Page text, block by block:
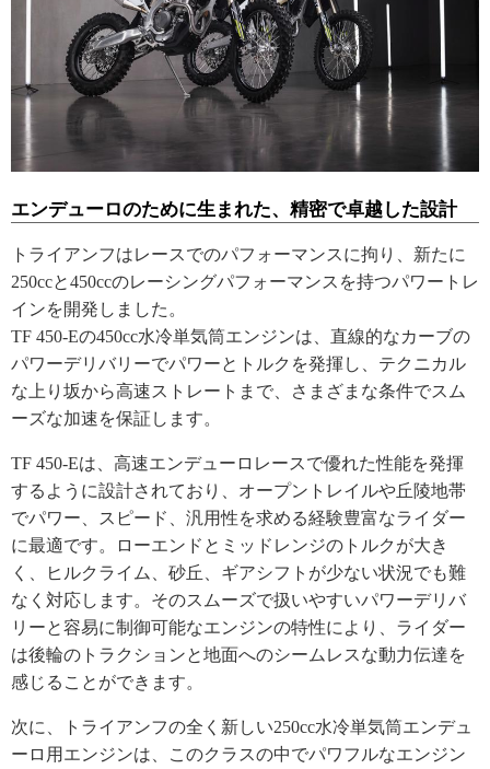
エンデューロのために生まれた、精密で卓越した設計
トライアンフはレースでのパフォーマンスに拘り、新たに
250ccと450ccのレーシングパフォーマンスを持つパワートレ
インを開発しました。
TF 450-Eの450cc水冷単気筒エンジンは、直線的なカーブの
パワーデリバリーでパワーとトルクを発揮し、テクニカル
な上り坂から高速ストレートまで、さまざまな条件でスム
ーズな加速を保証します。
TF 450-Eは、高速エンデューロレースで優れた性能を発揮
するように設計されており、オープントレイルや丘陵地帯
でパワー、スピード、汎用性を求める経験豊富なライダー
に最適です。ローエンドとミッドレンジのトルクが大き
く、ヒルクライム、砂丘、ギアシフトが少ない状況でも難
なく対応します。そのスムーズで扱いやすいパワーデリバ
リーと容易に制御可能なエンジンの特性により、ライダー
は後輪のトラクションと地面へのシームレスな動力伝達を
感じることができます。
次に、トライアンフの全く新しい250cc水冷単気筒エンデュ
ーロ用エンジンは、このクラスの中でパワフルなエンジン